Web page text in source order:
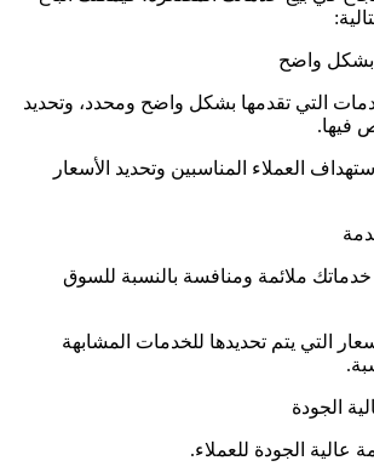
بشكل واضح
التي تقدمها بشكل واضح ومحدد، وتحديد
فيها.
العملاء المناسبين وتحديد الأسعار
ملائمة ومنافسة بالنسبة للسوق
التي يتم تحديدها للخدمات المشابهة
الجودة
الجودة للعملاء.